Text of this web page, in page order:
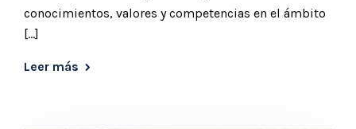
conocimientos, valores y competencias en el ámbito
[…]
Leer más